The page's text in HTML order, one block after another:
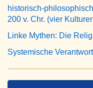
historisch-
200 v. Chr. (vier
Linke Mythen: Die
Systemische